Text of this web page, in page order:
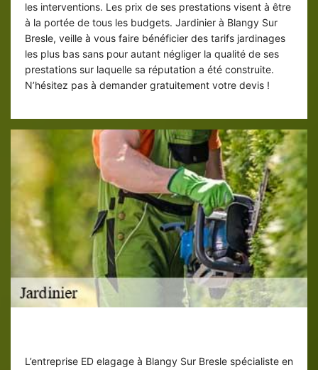
les interventions. Les prix de ses prestations visent à être
à la portée de tous les budgets. Jardinier à Blangy Sur
Bresle, veille à vous faire bénéficier des tarifs jardinages
les plus bas sans pour autant négliger la qualité de ses
prestations sur laquelle sa réputation a été construite.
N’hésitez pas à demander gratuitement votre devis !
L’entreprise ED elagage à Blangy Sur Bresle spécialiste en